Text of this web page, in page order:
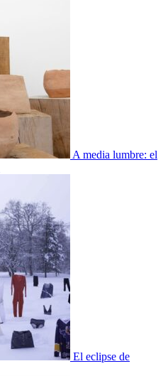
A media lumbre: el
El eclipse de